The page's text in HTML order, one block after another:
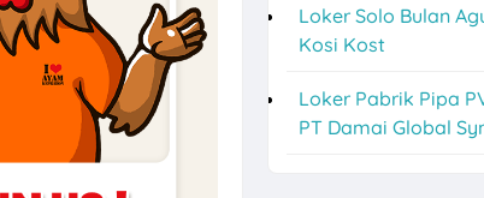
Order di PT Artaboga Cemerlang
Agustus 2026
PT Langgeng Nusantara Plastik Karanganyar
Loker Solo Bulan
Kosi Kost
Loker Pabrik Pipa
PT Damai Global